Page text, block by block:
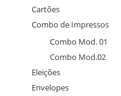
Cartões
Combo de Impressos
Combo Mod. 01
Combo Mod.02
Eleições
Envelopes